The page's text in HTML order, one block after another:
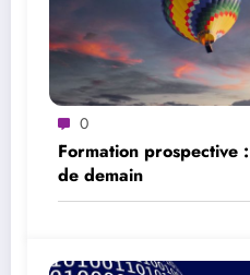
0
Formation prospective
de demain